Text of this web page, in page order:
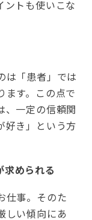
ントも使いこな
は「患者」では
ます。この点で
、一定の信頼関
好き」という方
求められる
仕事。そのた
しい傾向にあ